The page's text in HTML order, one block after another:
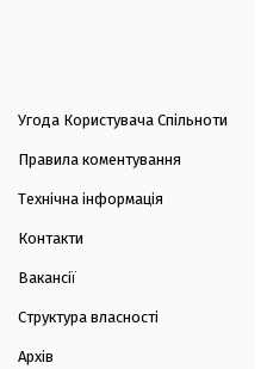
Угода Користувача Спільноти
Правила коментування
Технічна інформація
Контакти
Вакансії
Структура власності
Архів